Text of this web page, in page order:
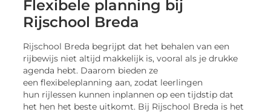
Flexibele planning bij
Rijschool Breda
Rijschool Breda begrijpt dat het behalen van een
rijbewijs niet altijd makkelijk is, vooral als je drukke
agenda hebt. Daarom bieden ze
een flexibeleplanning aan, zodat leerlingen
hun rijlessen kunnen inplannen op een tijdstip dat
het hen het beste uitkomt. Bij Rijschool Breda is het